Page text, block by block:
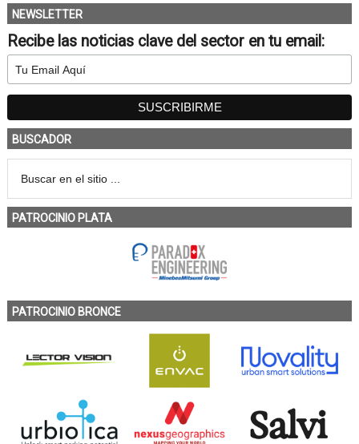
NEWSLETTER
Recibe las noticias clave del sector en tu email:
BUSCADOR
PATROCINIO PLATA
PATROCINIO BRONCE